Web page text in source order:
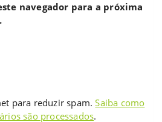
navegador para a próxima
para reduzir spam.Saiba como
são processados.